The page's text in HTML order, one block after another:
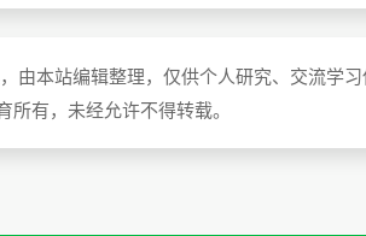
由本站编辑整理，仅供个人研究、交流学
有，未经允许不得转载。